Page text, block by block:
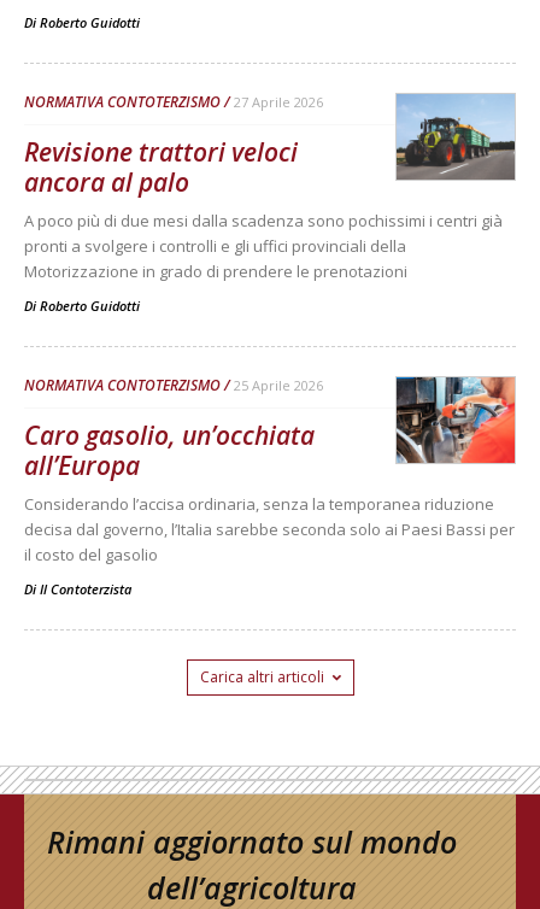
Di Roberto Guidotti
NORMATIVA CONTOTERZISMO 27 Aprile 2026
Revisione trattori veloci
ancora al palo
A poco più di due mesi dalla scadenza sono pochissimi i centri già
pronti a svolgere i controlli e gli uffici provinciali della
Motorizzazione in grado di prendere le prenotazioni
Di Roberto Guidotti
NORMATIVA CONTOTERZISMO 25 Aprile 2026
Caro gasolio, un’occhiata
all’Europa
Considerando l’accisa ordinaria, senza la temporanea riduzione
decisa dal governo, l’Italia sarebbe seconda solo ai Paesi Bassi per
il costo del gasolio
Di Il Contoterzista
Carica altri articoli
Rimani aggiornato sul mondo
dell’agricoltura